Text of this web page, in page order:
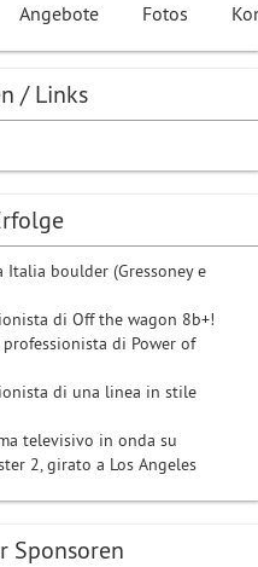
Angebote Fotos
/ Links
boulder (Gressoney e
di Off the wagon 8b+!
di Power of
di una linea in stile
televisivo in onda su
2, girato a Los Angeles
Sponsoren